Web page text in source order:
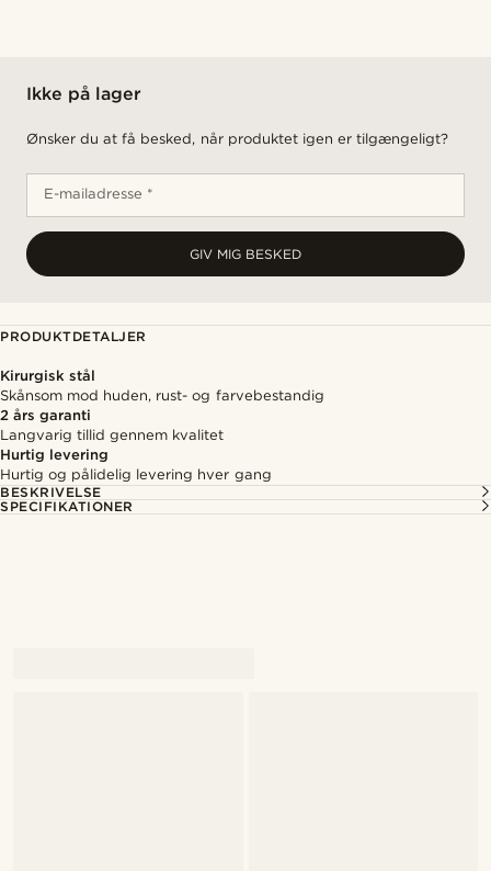
Ikke på lager
Ønsker du at få besked, når produktet igen er tilgængeligt?
E-mailadresse *
GIV MIG BESKED
PRODUKTDETALJER
Kirurgisk stål
Skånsom mod huden, rust- og farvebestandig
2 års garanti
Langvarig tillid gennem kvalitet
Hurtig levering
Hurtig og pålidelig levering hver gang
BESKRIVELSE
SPECIFIKATIONER